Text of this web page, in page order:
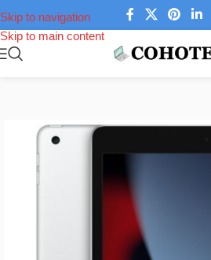
Skip to navigation
Skip to main content